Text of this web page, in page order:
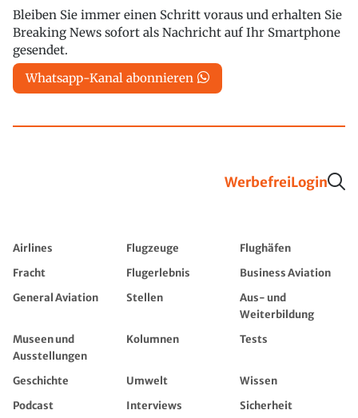
Bleiben Sie immer einen Schritt voraus und erhalten Sie
Breaking News sofort als Nachricht auf Ihr Smartphone
gesendet.
Whatsapp-Kanal abonnieren
WerbefreiLogin
Airlines Flugzeuge
Flughäfen
Fracht
Flugerlebnis
Business Aviation
General Aviation
Stellen
Aus- und
Weiterbildung
Museen und
Ausstellungen
Kolumnen Tests
Geschichte Umwelt
Wissen
Podcast
Interviews
Sicherheit